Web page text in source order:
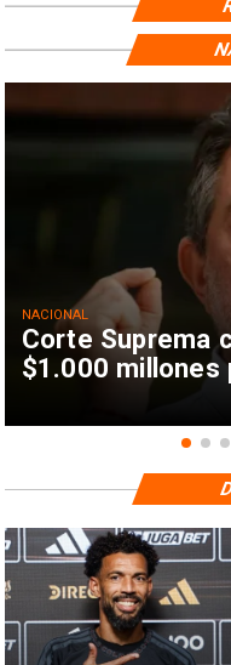
Corte Suprema
$1.000 millones
NACIONAL